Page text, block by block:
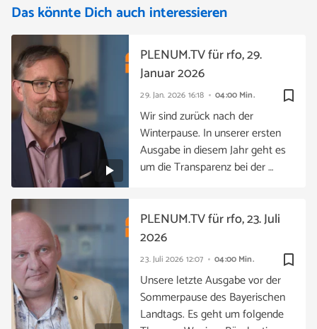
Das könnte Dich auch interessieren
bookmark_border
29. Jan. 2026 16:18 04:00 Min.
PLENUM.TV für rfo, 29.
Januar 2026
Wir sind zurück nach der
Winterpause. In unserer ersten
Ausgabe in diesem Jahr geht es
um die Transparenz bei der …
bookmark_border
23. Juli 2026 12:07 04:00 Min.
PLENUM.TV für rfo, 23. Juli
2026
Unsere letzte Ausgabe vor der
Sommerpause des Bayerischen
Landtags. Es geht um folgende